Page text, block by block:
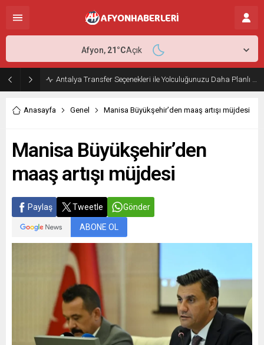
Antalya Transfer Seçenekleri ile Yolculuğunuzu Daha Planlı Hale Getirin
Afyon, 21°CAçık
Anasayfa Genel Manisa Büyükşehir’den maaş artışı müjdesi
Manisa Büyükşehir’den
maaş artışı müjdesi
Paylaş Tweetle Gönder
ABONE OL